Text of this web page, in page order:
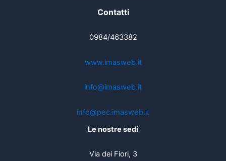
Contatti
0984/463382
www.imasweb.it
info@imasweb.it
info@pec.imasweb.it
Le nostre sedi
Via dei Fiori, 3